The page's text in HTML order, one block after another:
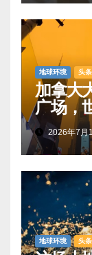
地球环境 头条
加拿大
广场，
2026年7月
地球环境 头条